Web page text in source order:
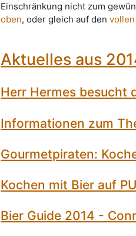
Einschränkung nicht zum
oben, oder gleich auf den
Aktuelles aus
Herr Hermes besucht
Informationen zum
Gourmetpiraten:
Kochen mit Bier auf
Bier Guide 2014 -